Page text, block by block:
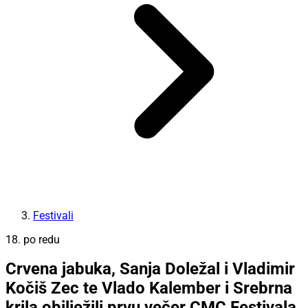
Festivali
18. po redu
Crvena jabuka, Sanja Doležal i Vladimir
Kočiš Zec te Vlado Kalember i Srebrna